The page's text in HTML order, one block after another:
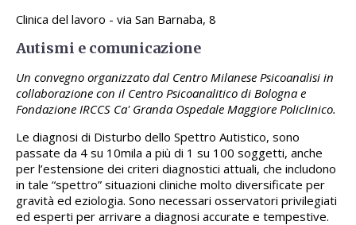
Clinica del lavoro - via San Barnaba, 8
Autismi e comunicazione
Un convegno organizzato dal Centro Milanese Psicoanalisi in
collaborazione con il Centro Psicoanalitico di Bologna e
Fondazione IRCCS Ca' Granda Ospedale Maggiore Policlinico.
Le diagnosi di Disturbo dello Spettro Autistico, sono
passate da 4 su 10mila a più di 1 su 100 soggetti, anche
per l’estensione dei criteri diagnostici attuali, che includono
in tale “spettro” situazioni cliniche molto diversificate per
gravità ed eziologia. Sono necessari osservatori privilegiati
ed esperti per arrivare a diagnosi accurate e tempestive.